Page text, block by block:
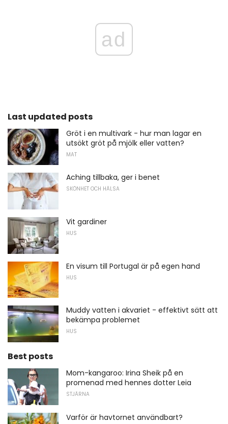
ad
Last updated posts
Gröt i en multivark - hur man lagar en
utsökt gröt på mjölk eller vatten?
MAT
Aching tillbaka, ger i benet
SKÖNHET OCH HÄLSA
Vit gardiner
HUS
En visum till Portugal är på egen hand
HUS
Muddy vatten i akvariet - effektivt sätt att
bekämpa problemet
HUS
Best posts
Mom-kangaroo: Irina Sheik på en
promenad med hennes dotter Leia
STJÄRNA
Varför är havtornet användbart?